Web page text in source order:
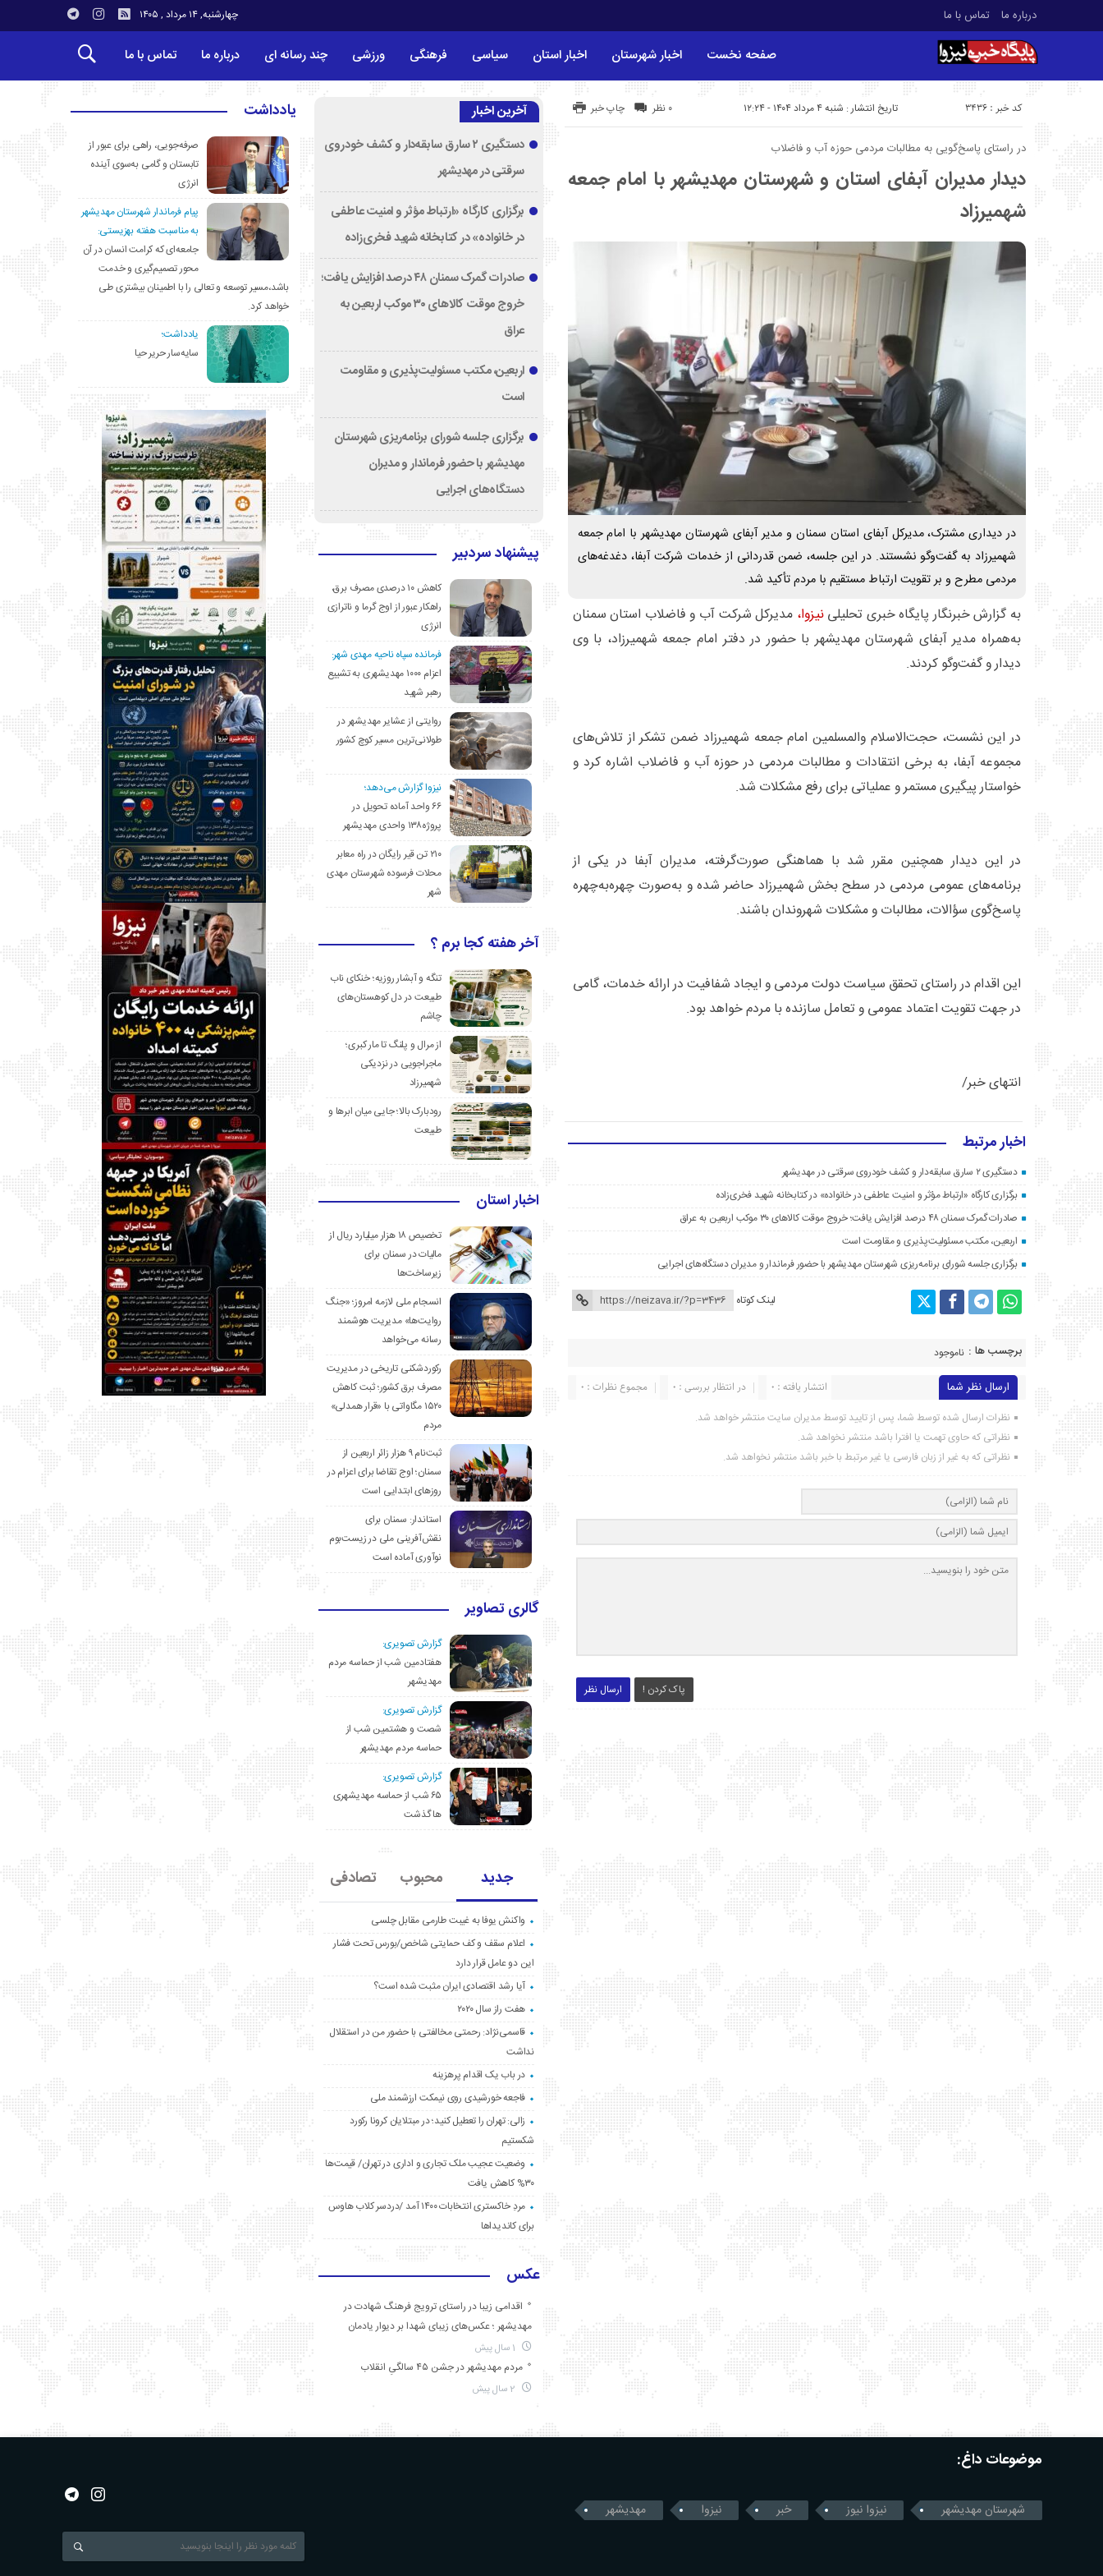
درباره ما تماس با ما چهارشنبه, ۱۴ مرداد , ۱۴۰۵
صفحه نخست اخبار شهرستان اخبار استان سیاسی فرهنگی ورزشی چند رسانه ای درباره ما تماس با ما
تاریخ انتشار : شنبه ۴ مرداد ۱۴۰۴ - ۱۲:۲۴ کد خبر : 3436 چاپ خبر ۰ نظر
در راستای پاسخ‌گویی به مطالبات مردمی حوزه آب و فاضلاب
دیدار مدیران آبفای استان و شهرستان مهدیشهر با امام جمعه
شهمیرزاد
در دیداری مشترک، مدیرکل آبفای استان سمنان و مدیر آبفای شهرستان مهدیشهر با امام جمعه
شهمیرزاد به گفت‌وگو نشستند. در این جلسه، ضمن قدردانی از خدمات شرکت آبفا، دغدغه‌های
مردمی مطرح و بر تقویت ارتباط مستقیم با مردم تأکید شد.
به گزارش خبرنگار پایگاه خبری تحلیلینیزوا، مدیرکل شرکت آب و فاضلاب استان سمنان
به‌همراه مدیر آبفای شهرستان مهدیشهر با حضور در دفتر امام جمعه شهمیرزاد، با وی
دیدار و گفت‌وگو کردند.
در این نشست، حجت‌الاسلام والمسلمین امام جمعه شهمیرزاد ضمن تشکر از تلاش‌های
مجموعه آبفا، به برخی انتقادات و مطالبات مردمی در حوزه آب و فاضلاب اشاره کرد و
خواستار پیگیری مستمر و عملیاتی برای رفع مشکلات شد.
در این دیدار همچنین مقرر شد با هماهنگی صورت‌گرفته، مدیران آبفا در یکی از
برنامه‌های عمومی مردمی در سطح بخش شهمیرزاد حاضر شده و به‌صورت چهره‌به‌چهره
پاسخ‌گوی سؤالات، مطالبات و مشکلات شهروندان باشند.
این اقدام در راستای تحقق سیاست دولت مردمی و ایجاد شفافیت در ارائه خدمات، گامی
در جهت تقویت اعتماد عمومی و تعامل سازنده با مردم خواهد بود.
انتهای خبر/
اخبار مرتبط
دستگیری ۲ سارق سابقه‌دار و کشف خودروی سرقتی در مهدیشهر
برگزاری کارگاه «ارتباط مؤثر و امنیت عاطفی در خانواده» در کتابخانه شهید فخری‌زاده
صادرات گمرک سمنان ۴۸ درصد افزایش یافت؛ خروج موقت کالاهای ۳۰ موکب اربعین به عراق
اربعین، مکتب مسئولیت‌پذیری و مقاومت است
برگزاری جلسه شورای برنامه‌ریزی شهرستان مهدیشهر با حضور فرماندار و مدیران دستگاه‌های اجرایی
لینک کوتاه
برچسب ها : ناموجود
ارسال نظر شما مجموع نظرات : 0 در انتظار بررسی : 0 انتشار یافته : ۰
نظرات ارسال شده توسط شما، پس از تایید توسط مدیران سایت منتشر خواهد شد.
نظراتی که حاوی تهمت یا افترا باشد منتشر نخواهد شد.
نظراتی که به غیر از زبان فارسی یا غیر مرتبط با خبر باشد منتشر نخواهد شد.
ارسال نظر پاک کردن !
آخرین اخبار
دستگیری ۲ سارق سابقه‌دار و کشف خودروی
سرقتی در مهدیشهر
برگزاری کارگاه «ارتباط مؤثر و امنیت عاطفی
در خانواده» در کتابخانه شهید فخری‌زاده
صادرات گمرک سمنان ۴۸ درصد افزایش یافت؛
خروج موقت کالاهای ۳۰ موکب اربعین به
عراق
اربعین، مکتب مسئولیت‌پذیری و مقاومت
است
برگزاری جلسه شورای برنامه‌ریزی شهرستان
مهدیشهر با حضور فرماندار و مدیران
دستگاه‌های اجرایی
پیشنهاد سردبیر
کاهش ۱۰ درصدی مصرف برق،
راهکار عبور از اوج گرما و ناترازی
انرژی
فرمانده سپاه ناحیه مهدی شهر:
اعزام ۱۰۰۰ مهدیشهری به تشییع
رهبر شهید
روایتی از عشایر مهدیشهر در
طولانی‌ترین مسیر کوچ کشور
نیزوا گزارش می‌دهد؛
۶۶ واحد آماده تحویل در
پروژه۱۳۸ واحدی مهدیشهر
۲۱۰ تن قیر رایگان در راه معابر
محلات فرسوده شهرستان مهدی
شهر
آخر هفته کجا برم ؟
تنگه و آبشار روزیه؛ خنکای ناب
طبیعت در دل کوهستان‌های
چاشم
از مرال و پلنگ تا مار کبری؛
ماجراجویی در نزدیکی
شهمیرزاد
رودبارک بالا؛ جایی میان ابرها و
طبیعت
اخبار استان
تخصیص ۱۸ هزار میلیارد ریال از
مالیات در سمنان برای
زیرساخت‌ها
انسجام ملی لازمه امروز؛ «جنگ
روایت‌ها» مدیریت هوشمند
رسانه می‌خواهد
رکوردشکنی تاریخی در مدیریت
مصرف برق کشور؛ ثبت کاهش
۱۵۲۰ مگاواتی با «قرار همدلی»
مردم
ثبت‌نام ۹ هزار زائر اربعین از
سمنان؛ اوج تقاضا برای اعزام در
روزهای ابتدایی است
استاندار: سمنان برای
نقش‌آفرینی ملی در زیست‌بوم
نوآوری آماده است
گالری تصاویر
گزارش تصویری:
هفتادمین شب از حماسه مردم
مهدیشهر
گزارش تصویری:
شصت و هشتمین شب از
حماسه مردم مهدیشهر
گزارش تصویری:
۶۵ شب از حماسه مهدیشهری
ها گذشت
جدید محبوب تصادفی
واکنش یوفا به غیبت طارمی مقابل چلسی
اعلام سقف و کف حمایتی شاخص/بورس تحت فشار
این دو عامل قرار دارد
آیا رشد اقتصادی ایران مثبت شده است؟
هفت راز سال ۲۰۲۰
قاسمی‌نژاد: رحمتی مخالفتی با حضور من در استقلال
نداشت
در باب یک اقدام پرهزینه
فاجعه خورشیدی روی نیمکت ارزشمند ملی
زالی: تهران را تعطیل کنید؛ در مبتلایان کرونا رکورد
شکستیم
وضعیت عجیب ملک تجاری و اداری در تهران/ قیمت‌ها
۳۰% کاهش یافت
مردِ خاکستری انتخابات ۱۴۰۰ آمد /دردسر کلاب هاوس
برای کاندیداها
عکس
اقدامی زیبا در راستای ترویج فرهنگ شهادت در
مهدیشهر ؛ عکس‌های زیبای شهدا بر دیوار یادمان
مردم مهدیشهر در جشن ۴۵ سالگیِ انقلاب
یادداشت
صرفه‌جویی، راهی برای عبور از
تابستان و گامی به‌سوی آینده
انرژی
پیام فرماندار شهرستان مهدیشهر
به مناسبت هفته بهزیستی:
جامعه‌ای که کرامت انسان در آن
محور تصمیم‌گیری و خدمت
باشد،مسیر توسعه و تعالی را با اطمینان بیشتری طی
خواهد کرد.
یادداشت؛
سایه‌سار حریر حیا
موضوعات داغ:
شهرستان مهدیشهر نیزوا نیوز خبر نیزوا مهدیشهر